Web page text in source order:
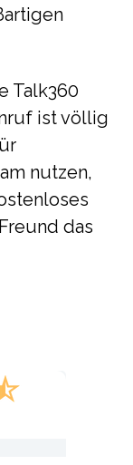
Talk360
ist völlig
nutzen,
das